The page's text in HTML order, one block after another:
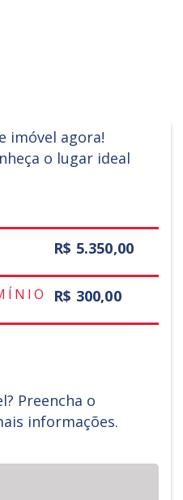
imóvel agora!
o lugar ideal
R$ 5.350,00
R$ 300,00
Preencha o
informações.